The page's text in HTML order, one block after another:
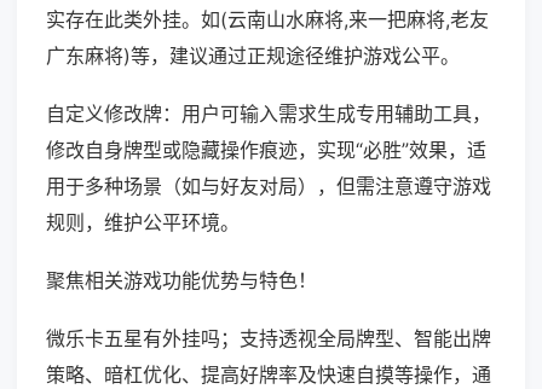
实存在此类外挂。如(云南山水麻将,来一把麻将,老友
广东麻将)等，建议通过正规途径维护游戏公平。
自定义修改牌：用户可输入需求生成专用辅助工具，
修改自身牌型或隐藏操作痕迹，实现“必胜”效果，适
用于多种场景（如与好友对局），但需注意遵守游戏
规则，维护公平环境。
聚焦相关游戏功能优势与特色！
微乐卡五星有外挂吗；支持透视全局牌型、智能出牌
策略、暗杠优化、提高好牌率及快速自摸等操作，通